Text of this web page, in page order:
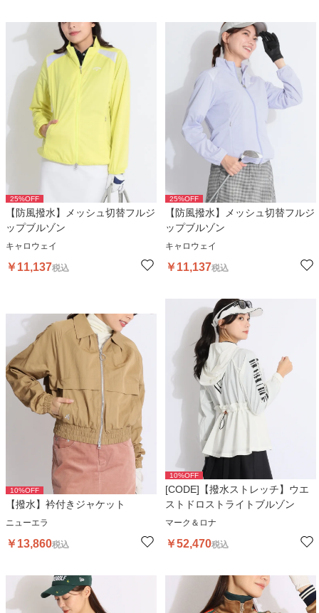
25%OFF
【防風撥水】メッシュ切替フルジ
ップブルゾン
キャロウェイ
￥11,137税込
25%OFF
【防風撥水】メッシュ切替フルジ
ップブルゾン
キャロウェイ
￥11,137税込
10%OFF
【撥水】衿付きジャケット
ニューエラ
￥13,860税込
10%OFF
[CODE]【撥水ストレッチ】ウエ
ストドロストライトブルゾン
マーク＆ロナ
￥52,470税込